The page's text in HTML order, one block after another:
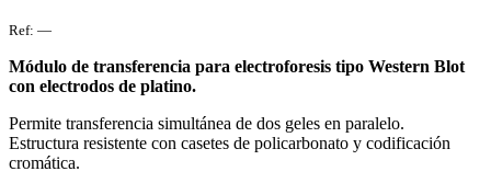
Ref: —
Módulo de transferencia para electroforesis tipo Western Blot
con electrodos de platino.
Permite transferencia simultánea de dos geles en paralelo.
Estructura resistente con casetes de policarbonato y codificación
cromática.